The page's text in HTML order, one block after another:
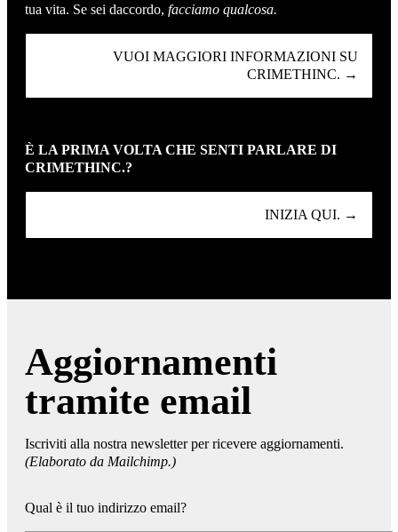
tua vita. Se sei daccordo, facciamo qualcosa.
VUOI MAGGIORI INFORMAZIONI SU
CRIMETHINC. →
È LA PRIMA VOLTA CHE SENTI PARLARE DI
CRIMETHINC.?
INIZIA QUI. →
Aggiornamenti
tramite email
Iscriviti alla nostra newsletter per ricevere aggiornamenti.
(Elaborato da Mailchimp.)
Qual è il tuo indirizzo email?